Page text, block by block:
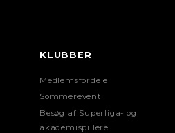
KLUBBER
Medlemsfordele
Sommerevent
Besøg af Superliga- og
akademispillere